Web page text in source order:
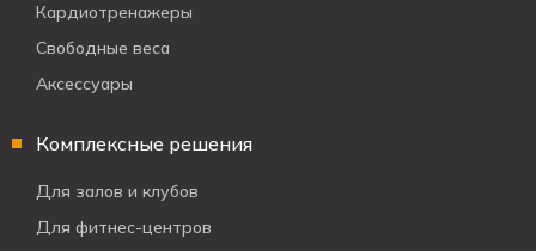
Кардиотренажеры
Свободные веса
Аксессуары
Комплексные решения
Для залов и клубов
Для фитнес-центров